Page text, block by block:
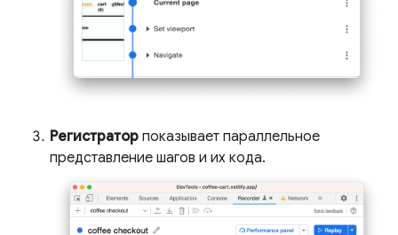
Регистратор показывает параллельное
представление шагов и их кода.